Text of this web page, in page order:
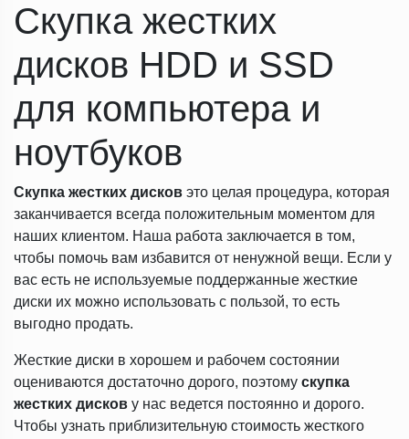
Скупка жестких
дисков HDD и SSD
для компьютера и
ноутбуков
Скупка жестких дисков это целая процедура, которая
заканчивается всегда положительным моментом для
наших клиентом. Наша работа заключается в том,
чтобы помочь вам избавится от ненужной вещи. Если у
вас есть не используемые поддержанные жесткие
диски их можно использовать с пользой, то есть
выгодно продать.
Жесткие диски в хорошем и рабочем состоянии
оцениваются достаточно дорого, поэтому скупка
жестких дисков у нас ведется постоянно и дорого.
Чтобы узнать приблизительную стоимость жесткого